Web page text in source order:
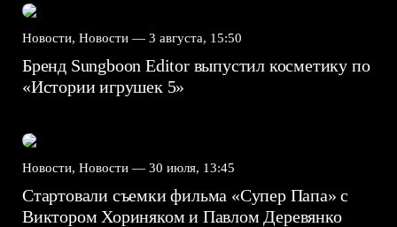
Новости, Новости — 3 августа, 15:50
Бренд Sungboon Editor выпустил косметику по
«Истории игрушек 5»
Новости, Новости — 30 июля, 13:45
Стартовали съемки фильма «Супер Папа» с
Виктором Хориняком и Павлом Деревянко